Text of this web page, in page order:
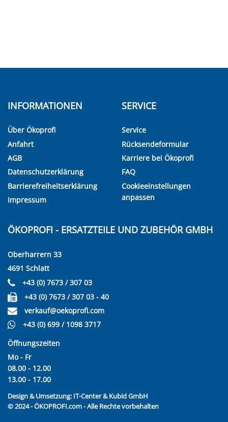
INFORMATIONEN
Über Ökoprofi
Anfahrt
AGB
Datenschutzerklärung
Barrierefreiheitserklärung
Impressum
SERVICE
Service
Rücksendeformular
Karriere bei Ökoprofi
FAQ
Cookieeinstellungen
anpassen
ÖKOPROFI - ERSATZTEILE UND ZUBEHÖR GMBH
Oberharrern 33
4691 Schlatt
+43 (0) 7673 / 307 03
+43 (0) 7673 / 307 03 - 40
verkauf@oekoprofi.com
+43 (0) 699 / 1098 3717
Öffnungszeiten
Mo - Fr
08.00 - 12.00
13.00 - 17.00
Design & Umsetzung: IT-Center & Kubid GmbH
© 2024 - ÖKOPROFI.com - Alle Rechte vorbehalten